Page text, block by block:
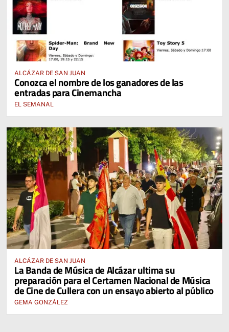
ALCÁZAR DE SAN JUAN
Conozca el nombre de los ganadores de las
entradas para Cinemancha
EL SEMANAL
ALCÁZAR DE SAN JUAN
La Banda de Música de Alcázar ultima su
preparación para el Certamen Nacional de Música
de Cine de Cullera con un ensayo abierto al público
GEMA GONZÁLEZ